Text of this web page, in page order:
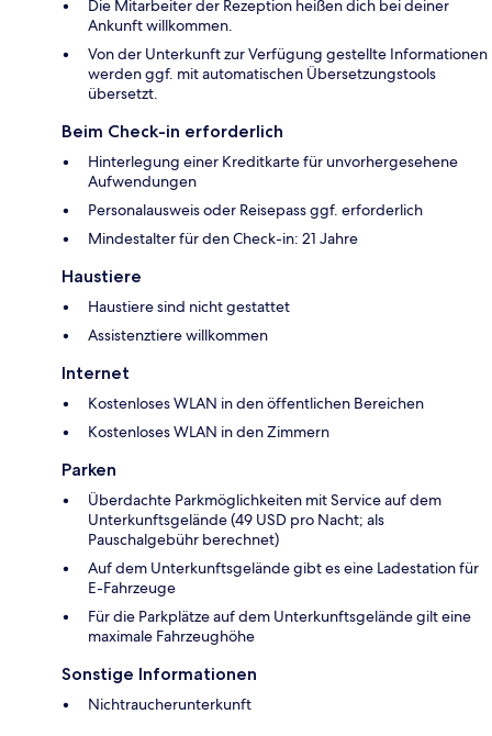
Die Mitarbeiter der Rezeption heißen dich bei deiner
Ankunft willkommen.
Von der Unterkunft zur Verfügung gestellte Informationen
werden ggf. mit automatischen Übersetzungstools
übersetzt.
Beim Check-in erforderlich
Hinterlegung einer Kreditkarte für unvorhergesehene
Aufwendungen
Personalausweis oder Reisepass ggf. erforderlich
Mindestalter für den Check-in: 21 Jahre
Haustiere
Haustiere sind nicht gestattet
Assistenztiere willkommen
Internet
Kostenloses WLAN in den öffentlichen Bereichen
Kostenloses WLAN in den Zimmern
Parken
Überdachte Parkmöglichkeiten mit Service auf dem
Unterkunftsgelände (49 USD pro Nacht; als
Pauschalgebühr berechnet)
Auf dem Unterkunftsgelände gibt es eine Ladestation für
E-Fahrzeuge
Für die Parkplätze auf dem Unterkunftsgelände gilt eine
maximale Fahrzeughöhe
Sonstige Informationen
Nichtraucherunterkunft